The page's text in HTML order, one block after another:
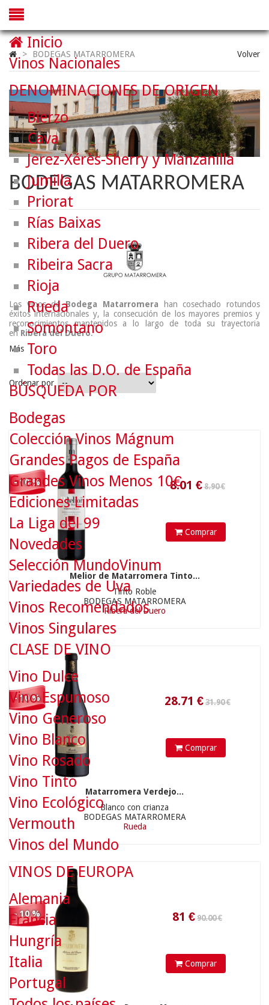
> BODEGAS MATARROMERA Volver
BODEGAS MATARROMERA
Los vinos deBodega Matarromera
han cosechado rotundos
éxitos internacionales y, la consecución de los mayores premios y
reconocimientos mantenidos a lo largo de toda su trayectoria
en Ribera del Duero.
Más
Ordenar por
- 10 %
8.01
Comprar
Melior de Matarromera Tinto...
Tinto Roble
BODEGAS MATARROMERA
Ribera del Duero
- 10 %
31.90 €
Comprar
Matarromera Verdejo...
Blanco con crianza
BODEGAS MATARROMERA
Rueda
- 10 %
90.00 €
Comprar
Inicio
Vinos Nacionales
DENOMINACIONES DE ORIGEN
Bierzo
Cava
Jerez-Xérès-Sherry y Manzanilla
Jumilla
Priorat
Rías Baixas
Ribera del Duero
Ribeira Sacra
Rioja
Rueda
Somontano
Toro
Todas las D.O. de España
BÚSQUEDA POR
Bodegas
Colección Vinos Mágnum
Grandes Pagos de España
Grandes Vinos Menos 10€
Ediciones Limitadas
La Liga del 99
Novedades
Selección MundoVinum
Variedades de Uva
Vinos Recomendados
Vinos Singulares
CLASE DE VINO
Vino Dulce
Vino Espumoso
Vino Generoso
Vino Blanco
Vino Rosado
Vino Tinto
Vino Ecológico
Vermouth
Vinos del Mundo
VINOS DE EUROPA
Alemania
Francia
Hungría
Italia
Portugal